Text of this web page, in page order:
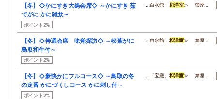
【冬】◇かにすき大鍋会席◇ ～かにすき 茹
でがに かに雑炊～
ポイント2%
…白水館」和洋室≫ 禁煙…
【冬】◇特選会席 味覚探訪◇ ～松葉がに
鳥取和牛付～
ポイント2%
…白水館」和洋室≫ 禁煙…
【冬】◇豪快かにフルコース◇ ～鳥取の冬
の定番 かにづくしコース かに刺し付～
ポイント2%
…「宝殿」和洋室≫ 禁煙…